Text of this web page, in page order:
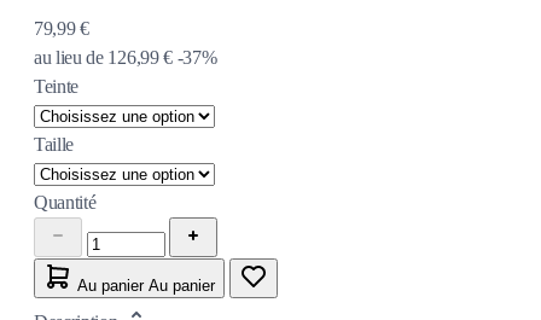
79,99 €
au lieu de 126,99 € -37%
Teinte
Taille
Quantité
Au panier Au panier